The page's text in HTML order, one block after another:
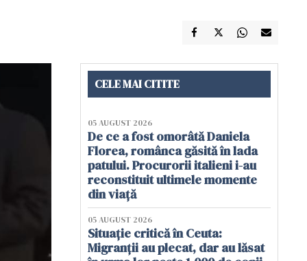
CELE MAI CITITE
05 AUGUST 2026
De ce a fost omorâtă Daniela
Florea, românca găsită în lada
patului. Procurorii italieni i-au
reconstituit ultimele momente
din viață
05 AUGUST 2026
Situație critică în Ceuta:
Migranții au plecat, dar au lăsat